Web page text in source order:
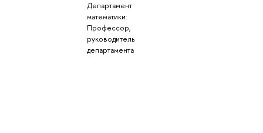
Департамент
математики:
Профессор,
руководитель
департамента